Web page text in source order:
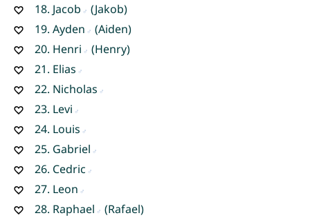
18. Jacob
(Jakob)
19. Ayden
(Aiden)
20. Henri
(Henry)
21. Elias
22. Nicholas
23. Levi
24. Louis
25. Gabriel
26. Cedric
27. Leon
28. Raphael
(Rafael)